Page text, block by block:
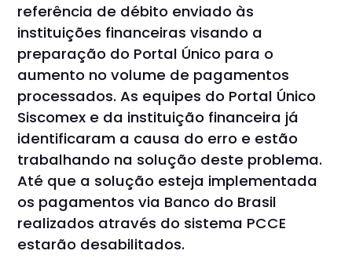
referência de débito enviado às
instituições financeiras visando a
preparação do Portal Único para o
aumento no volume de pagamentos
processados. As equipes do Portal Único
Siscomex e da instituição financeira já
identificaram a causa do erro e estão
trabalhando na solução deste problema.
Até que a solução esteja implementada
os pagamentos via Banco do Brasil
realizados através do sistema PCCE
estarão desabilitados.